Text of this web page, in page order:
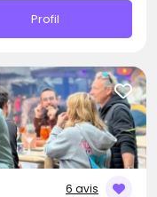
Profil
6 avis